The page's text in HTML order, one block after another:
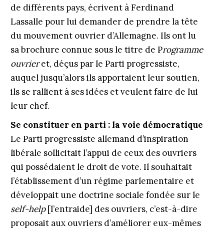
de différents pays, écrivent à Ferdinand
Lassalle pour lui demander de prendre la tête
du mouvement ouvrier d’Allemagne. Ils ont lu
sa brochure connue sous le titre de Programme
ouvrieret, déçus par le Parti progressiste,
auquel jusqu’alors ils apportaient leur soutien,
ils se rallient à ses idées et veulent faire de lui
leur chef.
Se constituer en parti : la voie démocratique
Le Parti progressiste allemand d’inspiration
libérale sollicitait l’appui de ceux des ouvriers
qui possédaient le droit de vote. Il souhaitait
l’établissement d’un régime parlementaire et
développait une doctrine sociale fondée sur le
self-help[l’entraide] des ouvriers, c’est-à-dire
proposait aux ouvriers d’améliorer eux-mêmes